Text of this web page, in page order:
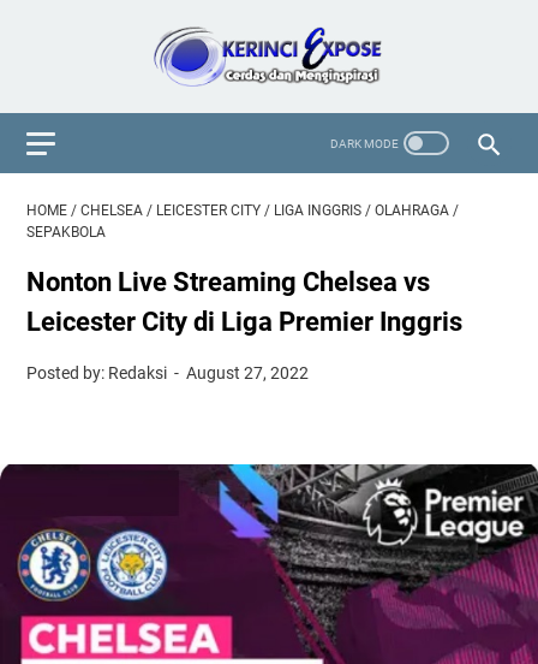
HOME / CHELSEA / LEICESTER CITY / LIGA INGGRIS / OLAHRAGA /
SEPAKBOLA
Nonton Live Streaming Chelsea vs
Leicester City di Liga Premier Inggris
Posted by: Redaksi August 27, 2022